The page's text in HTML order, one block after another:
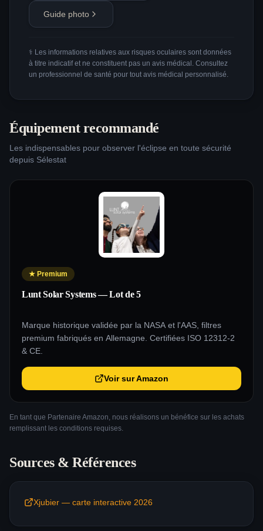
Guide photo
⚕️ Les informations relatives aux risques oculaires sont données
à titre indicatif et ne constituent pas un avis médical. Consultez
un professionnel de santé pour tout avis médical personnalisé.
Équipement recommandé
Les indispensables pour observer l'éclipse en toute sécurité
depuis Sélestat
★ Premium
Lunt Solar Systems — Lot de 5
Marque historique validée par la NASA et l'AAS, filtres
premium fabriqués en Allemagne. Certifiées ISO 12312-2
& CE.
Voir sur Amazon
En tant que Partenaire Amazon, nous réalisons un bénéfice sur les achats
remplissant les conditions requises.
Sources & Références
Xjubier — carte interactive 2026